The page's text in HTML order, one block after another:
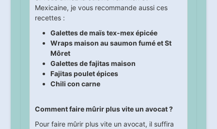
Mexicaine, je vous recommande aussi ces
recettes :
Galettes de maïs tex-mex épicée
Wraps maison au saumon fumé et St
Môret
Galettes de fajitas maison
Fajitas poulet épices
Chili con carne
Comment faire mûrir plus vite un avocat ?
Pour faire mûrir plus vite un avocat, il suffira